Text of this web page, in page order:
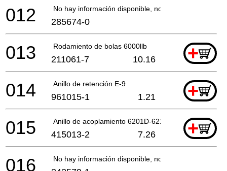
No hay información disponible, no se puede pedir
012 285674-0
Rodamiento de bolas 6000llb +
013 211061-7 10.16
Anillo de retención E-9 +
014 961015-1 1.21
Anillo de acoplamiento 6201D-6211D-6311Dw*
+
015 415013-2 7.26
No hay información disponible, no se puede pedir
016